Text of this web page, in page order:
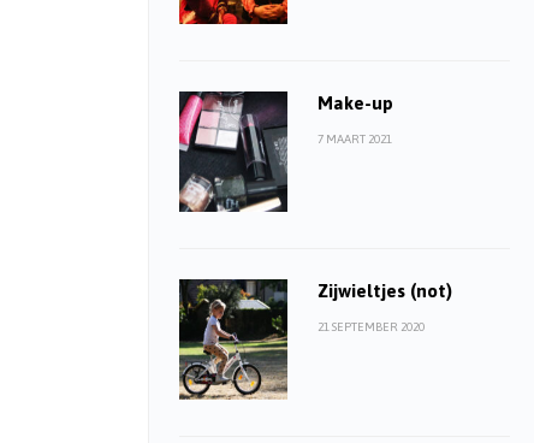
Make-up
7 MAART 2021
Zijwieltjes (not)
21 SEPTEMBER 2020